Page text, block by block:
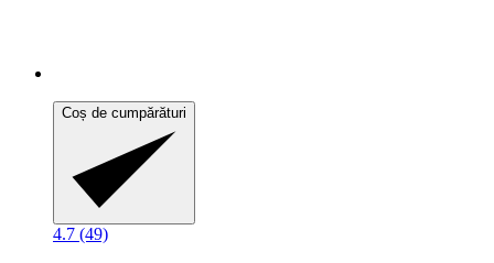
Coș de cumpărături
4.7 (49)